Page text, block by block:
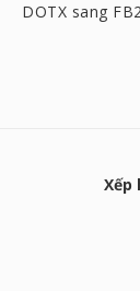
DOTX sang
Xếp